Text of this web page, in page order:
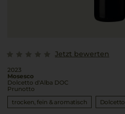
Jetzt bewerten
2023
Mosesco
Dolcetto d'Alba DOC
Prunotto
trocken, fein & aromatisch
Dolcetto